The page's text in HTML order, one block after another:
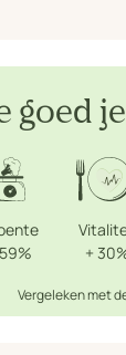
goed
59%
+
Vergeleken met